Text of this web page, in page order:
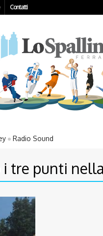
Contatti
Radio Sound
tre punti